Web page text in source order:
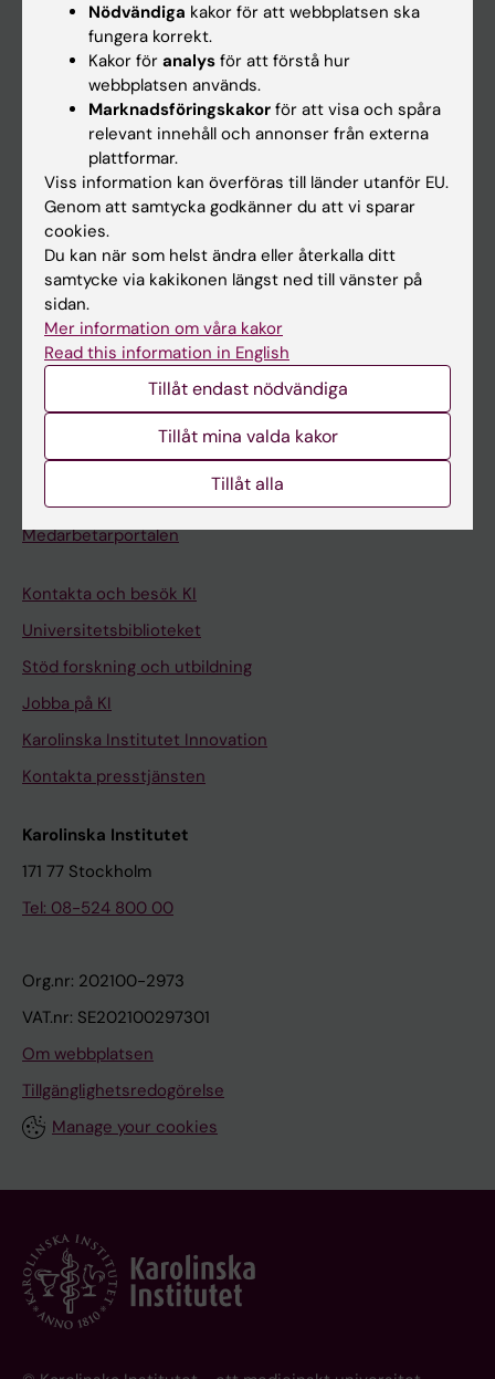
Nyheter
Student
Ladok
Canvas
Schema
Studentmejlen
Kurs- och programwebbar
Medarbetare
Medarbetarportalen
Kontakta och besök KI
Universitetsbiblioteket
Stöd forskning och utbildning
Jobba på KI
Karolinska Institutet Innovation
Kontakta presstjänsten
Karolinska Institutet
171 77 Stockholm
Tel: 08-524 800 00
Org.nr: 202100-2973
VAT.nr: SE202100297301
Om webbplatsen
Tillgänglighetsredogörelse
Manage your cookies
Nödvändiga kakor för att webbplatsen ska
fungera korrekt.
Kakor för analys för att förstå hur
webbplatsen används.
Marknadsföringskakor för att visa och spåra
relevant innehåll och annonser från externa
plattformar.
Viss information kan överföras till länder utanför EU.
Genom att samtycka godkänner du att vi sparar
cookies.
Du kan när som helst ändra eller återkalla ditt
samtycke via kakikonen längst ned till vänster på
sidan.
Mer information om våra kakor
Read this information in English
Tillåt endast nödvändiga
Tillåt mina valda kakor
Tillåt alla